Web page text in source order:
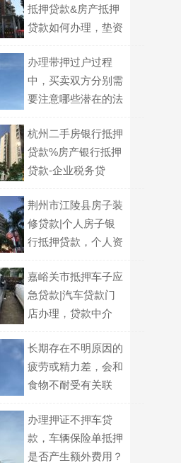
抵押贷款&房产抵押
贷款如何办理，垫资
办理带押过户过程
中，买卖双方分别需
要注意哪些潜在的法
杭州二手房银行抵押
贷款%房产银行抵押
贷款-企业税务贷
荆州市江陵县房子装
修贷款|个人房子银
行抵押贷款，个人资
嘉峪关市抵押车子应
急贷款|汽车贷款门
店办理，贷款中介
长期存在不明原因的
疲劳或精力差，会和
食物不耐受有关联
办理押证不押车贷
款，车辆保险单抵押
是否产生额外费用？